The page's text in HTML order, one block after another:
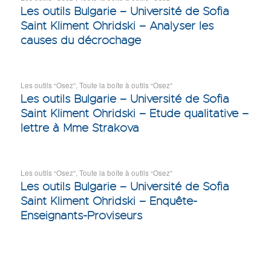
Les outils Bulgarie – Université de Sofia
Saint Kliment Ohridski – Analyser les
causes du décrochage
Les outils “Osez”, Toute la boîte à outils “Osez”
Les outils Bulgarie – Université de Sofia
Saint Kliment Ohridski – Etude qualitative –
lettre à Mme Strakova
Les outils “Osez”, Toute la boîte à outils “Osez”
Les outils Bulgarie – Université de Sofia
Saint Kliment Ohridski – Enquête-
Enseignants-Proviseurs